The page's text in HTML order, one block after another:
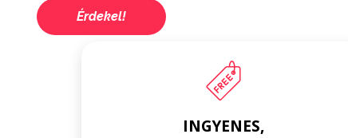
Érdekel!
INGYENES,